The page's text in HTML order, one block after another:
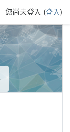
您尚未登入 (登入)